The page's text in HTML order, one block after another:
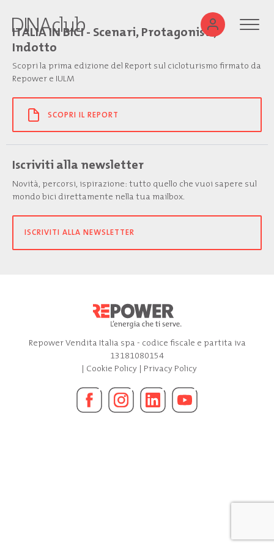
ITALIA IN BICI - Scenari, Protagonisti,
Indotto
Scopri la prima edizione del Report sul cicloturismo firmato da
Repower e IULM
SCOPRI IL REPORT
Iscriviti alla newsletter
Novità, percorsi, ispirazione: tutto quello che vuoi sapere sul
mondo bici direttamente nella tua mailbox.
ISCRIVITI ALLA NEWSLETTER
Repower Vendita Italia spa - codice fiscale e partita iva
13181080154
| Cookie Policy| Privacy Policy